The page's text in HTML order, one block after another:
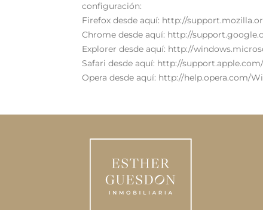
configuración:
Firefox desde aquí: http://
Chrome desde aquí: http://
Explorer desde aquí: http://
Safari desde aquí: http://
Opera desde aquí: http://help.opera.com/